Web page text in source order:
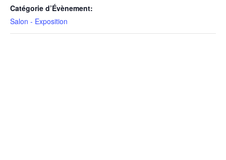
Catégorie d’Évènement:
Salon - Exposition